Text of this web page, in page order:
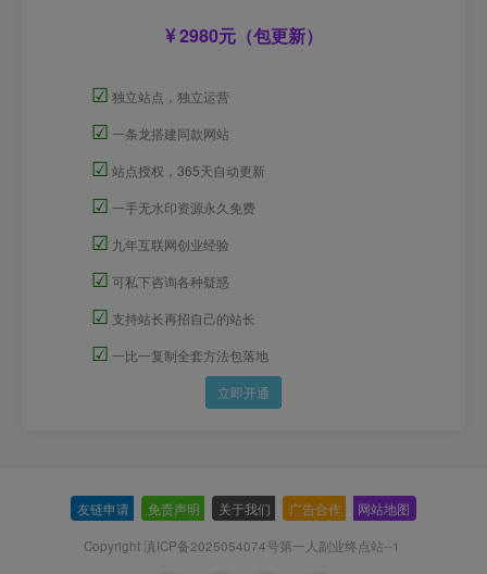
2980元（包更新）
☑ 独立站点，独立运营
☑ 一条龙搭建同款网站
☑ 站点授权，365天自动更新
☑ 一手无水印资源永久免费
☑ 九年互联网创业经验
☑ 可私下咨询各种疑惑
☑ 支持站长再招自己的站长
☑ 一比一复制全套方法包落地
立即开通
友链申请 免责声明 关于我们 广告合作 网站地图
Copyright 滇ICP备2025054074号第一人副业终点站--1